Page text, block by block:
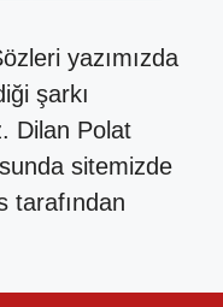
yazımızda
şarkı
Dilan Polat
sitemizde
tarafından